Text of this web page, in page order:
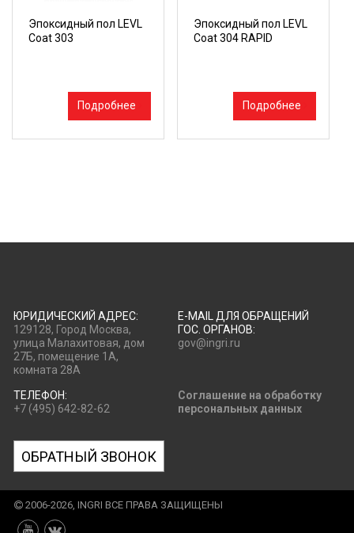
Эпоксидный пол LEVL
Coat 303
Подробнее
Эпоксидный пол LEVL
Coat 304 RAPID
Подробнее
ЮРИДИЧЕСКИЙ АДРЕС:
129128, Город Москва,
улица Малахитовая, дом
27Б, помещение 1А,
комната 28А
E-MAIL ДЛЯ ОБРАЩЕНИЙ
ГОС. ОРГАНОВ:
gov@ingri.ru
ТЕЛЕФОН:
+7 (495) 642-82-62
Соглашение на обработку
персональных данных
ОБРАТНЫЙ ЗВОНОК
2006-2026, INGRI ВСЕ ПРАВА ЗАЩИЩЕНЫ